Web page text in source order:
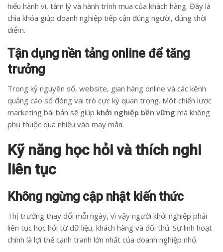
hiểu hành vi, tâm lý và hành trình mua của khách hàng. Đây là
chìa khóa giúp doanh nghiệp tiếp cận đúng người, đúng thời
điểm.
Tận dụng nền tảng online để tăng
trưởng
Trong kỷ nguyên số, website, gian hàng online và các kênh
quảng cáo số đóng vai trò cực kỳ quan trọng. Một chiến lược
marketing bài bản sẽ giúp khởi nghiệp bền vững mà không
phụ thuộc quá nhiều vào may mắn.
Kỹ năng học hỏi và thích nghi
liên tục
Không ngừng cập nhật kiến thức
Thị trường thay đổi mỗi ngày, vì vậy người khởi nghiệp phải
liên tục học hỏi từ dữ liệu, khách hàng và đối thủ. Sự linh hoạt
chính là lợi thế cạnh tranh lớn nhất của doanh nghiệp nhỏ.